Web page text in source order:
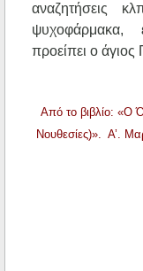
αναζητήσεις
ψυχοφάρμακα,
προείπει ο
Από το βιβλίο: «Ο
Νουθεσίες)». Α’.